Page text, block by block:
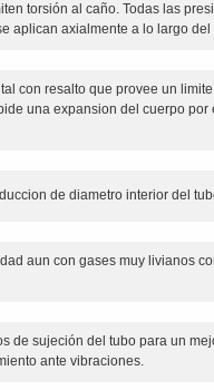
torsión al caño. Todas las
aplican axialmente a lo largo del
con resalto que provee un
una expansion del cuerpo por
de diametro interior del
aun con gases muy livianos
de sujeción del tubo para un
ante vibraciones.